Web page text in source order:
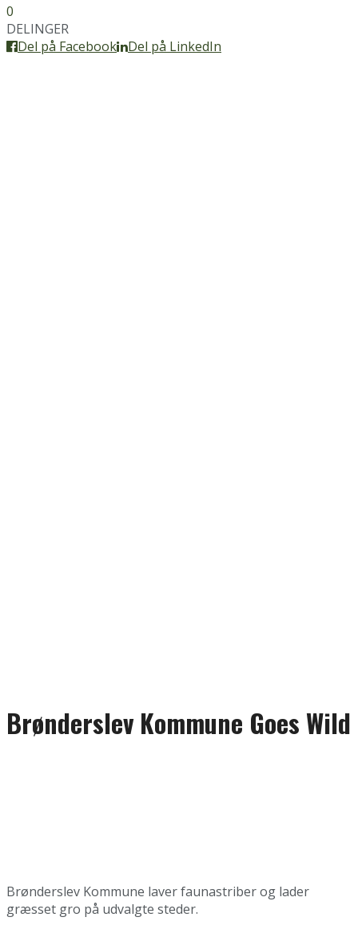
0
DELINGER
Del på Facebook
Del på LinkedIn
Brønderslev Kommune Goes Wild
Brønderslev Kommune laver faunastriber og lader
græsset gro på udvalgte steder.